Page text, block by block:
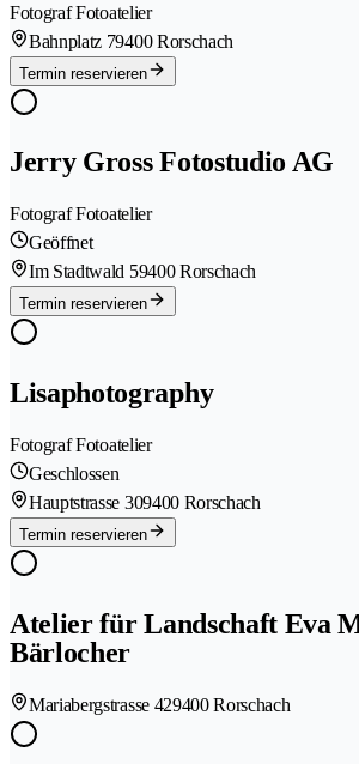
Fotograf Fotoatelier
Bahnplatz 79400 Rorschach
Termin reservieren
Jerry Gross Fotostudio AG
Fotograf Fotoatelier
Geöffnet
Im Stadtwald 59400 Rorschach
Termin reservieren
Lisaphotography
Fotograf Fotoatelier
Geschlossen
Hauptstrasse 309400 Rorschach
Termin reservieren
Atelier für Landschaft Eva
Bärlocher
Mariabergstrasse 429400 Rorschach